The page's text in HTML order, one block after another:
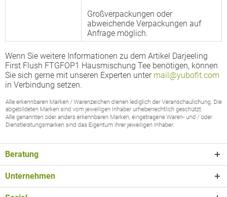
Großverpackungen oder
abweichende Verpackungen auf
Anfrage möglich.
Wenn Sie weitere Informationen zu dem Artikel Darjeeling
First Flush FTGFOP1 Hausmischung Tee benötigen, können
Sie sich gerne mit unseren Experten unter mail@yubofit.com
in Verbindung setzen.
Beratung
Unternehmen